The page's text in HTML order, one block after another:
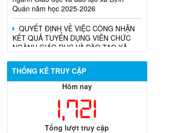
QUYẾT ĐỊNH VỀ VIỆC CÔNG NHẬN
KẾT QUẢ TUYỂN DỤNG VIÊN CHỨC
NGÀNH GIÁO DỤC VÀ ĐÀO TẠO XÃ
ĐỊNH QUÁN NĂM HỌC 2025-2026
THỐNG KÊ TRUY CẬP
Hôm nay
1,721
Tổng lượt truy cập